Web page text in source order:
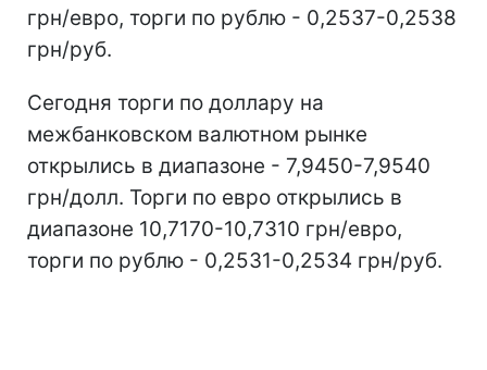
грн/евро, торги по рублю - 0,2537-0,2538
грн/руб.
Сегодня торги по доллару на
межбанковском валютном рынке
открылись в диапазоне - 7,9450-7,9540
грн/долл. Торги по евро открылись в
диапазоне 10,7170-10,7310 грн/евро,
торги по рублю - 0,2531-0,2534 грн/руб.